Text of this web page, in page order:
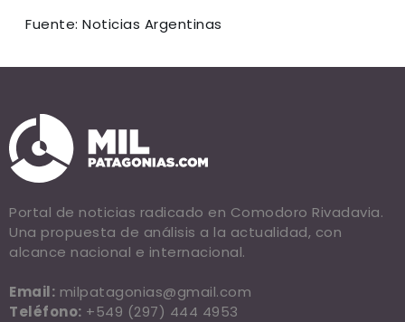
Fuente: Noticias Argentinas
Portal de noticias radicado en Comodoro Rivadavia.
Una propuesta de análisis a la actualidad, con
alcance nacional e internacional.
Email: milpatagonias@gmail.com
Teléfono: +549 (297) 444 4953